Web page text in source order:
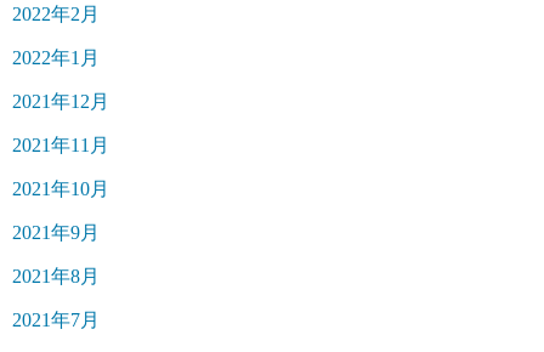
2022年2月
2022年1月
2021年12月
2021年11月
2021年10月
2021年9月
2021年8月
2021年7月